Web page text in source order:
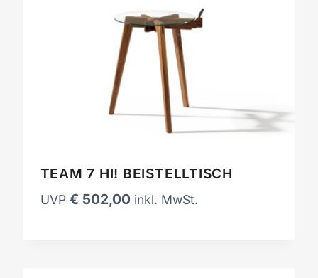
TEAM 7 HI! BEISTELLTISCH
UVP € 502,00 inkl. MwSt.